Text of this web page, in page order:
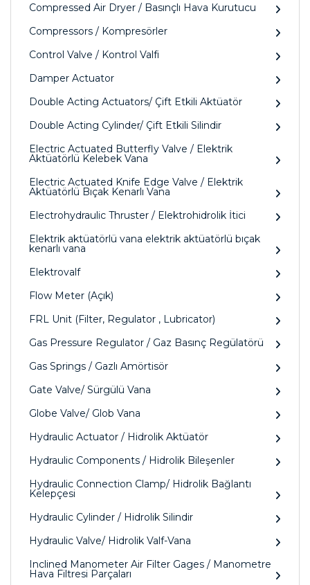
Compressed Air Dryer / Basınçlı Hava Kurutucu
Compressors / Kompresörler
Control Valve / Kontrol Valfi
Damper Actuator
Double Acting Actuators/ Çift Etkili Aktüatör
Double Acting Cylinder/ Çift Etkili Silindir
Electric Actuated Butterfly Valve / Elektrik
Aktüatörlü Kelebek Vana
Electric Actuated Knife Edge Valve / Elektrik
Aktüatörlü Bıçak Kenarlı Vana
Electrohydraulic Thruster / Elektrohidrolik İtici
Elektrik aktüatörlü vana elektrik aktüatörlü bıçak
kenarlı vana
Elektrovalf
Flow Meter (Açık)
FRL Unit (Filter, Regulator , Lubricator)
Gas Pressure Regulator / Gaz Basınç Regülatörü
Gas Springs / Gazlı Amörtisör
Gate Valve/ Sürgülü Vana
Globe Valve/ Glob Vana
Hydraulic Actuator / Hidrolik Aktüatör
Hydraulic Components / Hidrolik Bileşenler
Hydraulic Connection Clamp/ Hidrolik Bağlantı
Kelepçesi
Hydraulic Cylinder / Hidrolik Silindir
Hydraulic Valve/ Hidrolik Valf-Vana
Inclined Manometer Air Filter Gages / Manometre
Hava Filtresi Parçaları